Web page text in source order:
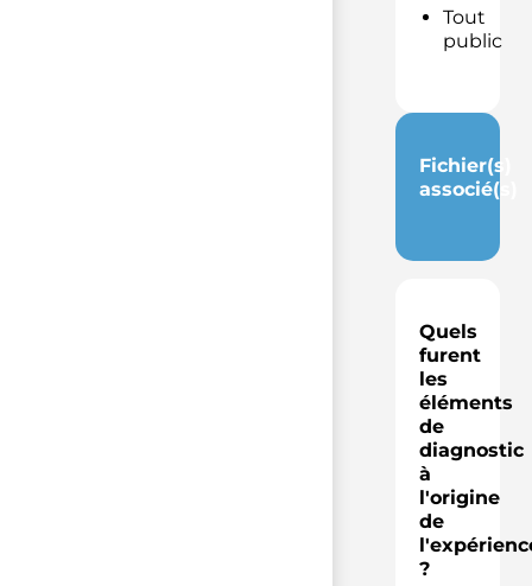
Tout
public
Fichier(s)
associé(s)
Quels
furent
les
éléments
de
diagnostic
à
l'origine
de
?